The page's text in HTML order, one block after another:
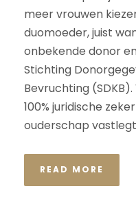
meer vrouwen
duomoeder, juist
onbekende donor
Stichting
Bevruchting
100% juridische
ouderschap
READ MORE